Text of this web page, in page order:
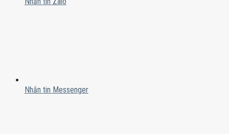
Nhắn tin Messenger